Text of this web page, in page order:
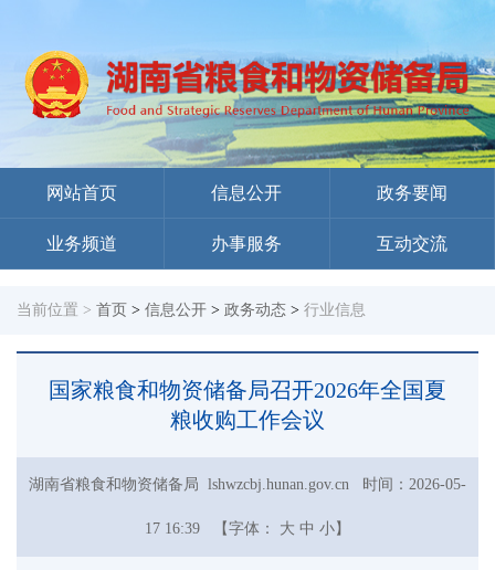
网站首页 信息公开 政务要闻
业务频道 办事服务 互动交流
当前位置 > 首页 > 信息公开 > 政务动态 > 行业信息
国家粮食和物资储备局召开2026年全国夏
粮收购工作会议
湖南省粮食和物资储备局 lshwzcbj.hunan.gov.cn 时间：2026-05-
17 16:39 【字体： 大 中 小】